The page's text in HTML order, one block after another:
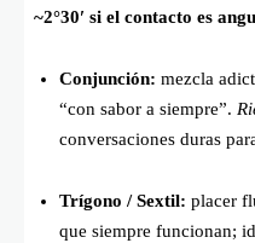
~2°30′ si el contacto es
Conjunción: mezcla
“con sabor a siempre”.
conversaciones duras
Trígono / Sextil: placer
que siempre funcionan;